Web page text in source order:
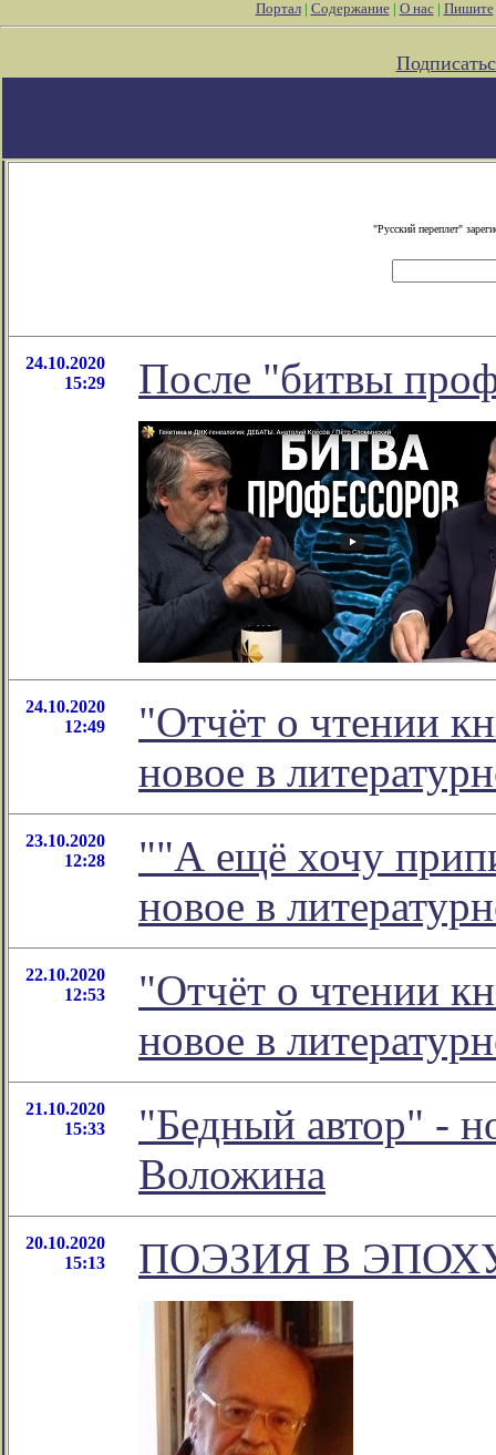
Портал| Содержание| О нас| Пишите
"Русский переплет"
24.10.2020
15:29
После "битвы
24.10.2020
12:49
"Отчёт о чтении
новое в
23.10.2020
12:28
""А ещё хочу
новое в
22.10.2020
12:53
"Отчёт о чтении
новое в
21.10.2020
15:33
"Бедный автор" -
Воложина
20.10.2020
15:13
ПОЭЗИЯ В